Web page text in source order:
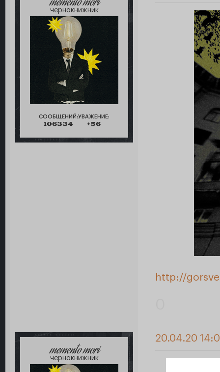
чернокнижник
СООБЩЕНИЙ:
106334
УВАЖЕНИЕ:
+56
http://
memento mori
чернокнижник
20.04.20